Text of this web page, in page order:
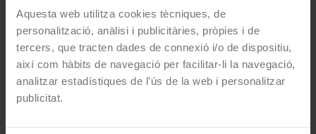
Aquesta web utilitza cookies tècniques, de
personalització, anàlisi i publicitàries, pròpies i de
tercers, que tracten dades de connexió i/o de dispositiu,
així com hàbits de navegació per facilitar-li la navegació,
analitzar estadístiques de l'ús de la web i personalitzar
publicitat.
El Bridgestone Turanza T005 és un pneumàtic d'estiu per a
cotxes de tipus turisme amb gran estabilitat i eficiència.
Destaca per les seves prestacions sobre asfalt mullat, sent un
dels millors pneumàtics del mercat en resistir contra
l'aquaplaning.